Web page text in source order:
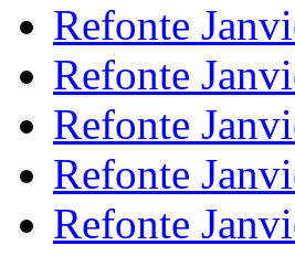
Refonte
Refonte
Refonte
Refonte
Refonte